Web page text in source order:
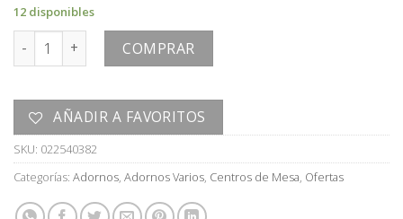
U$S
150,00.
12 disponibles
ADORNO cantidadCOMPRAR
AÑADIR A FAVORITOS
SKU: 022540382
Categorías: Adornos, Adornos Varios, Centros de Mesa, Ofertas